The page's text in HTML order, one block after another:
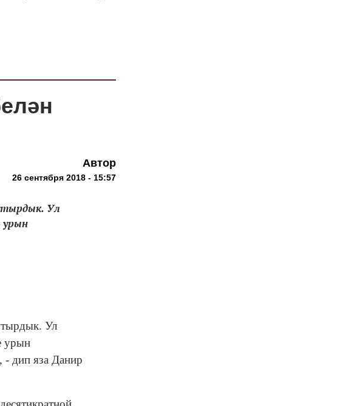
Автор
26 сентября 2018 - 15:57
Ул
урын
Ул
урын
, - дип яза Данир